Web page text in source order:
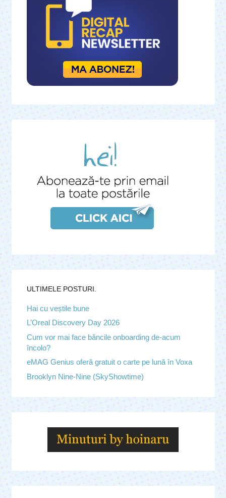
ULTIMELE POSTURI.
Hai cu veștile bune
L’Oreal Discovery Day 2026
Cum vor mai face băncile onboarding de-acum
încolo?
eMAG Genius oferă gratuit o carte pe lună în Voxa
Brooklyn Nine-Nine (SkyShowtime)